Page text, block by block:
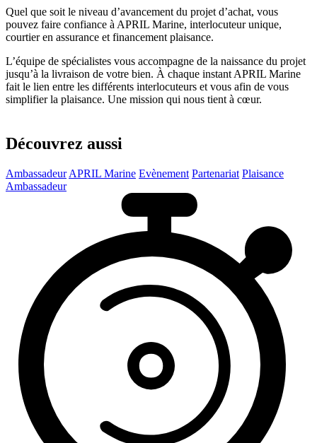
Quel que soit le niveau d’avancement du projet d’achat, vous
pouvez faire confiance à APRIL Marine, interlocuteur unique,
courtier en assurance et financement plaisance.
L’équipe de spécialistes vous accompagne de la naissance du projet
jusqu’à la livraison de votre bien. À chaque instant APRIL Marine
fait le lien entre les différents interlocuteurs et vous afin de vous
simplifier la plaisance. Une mission qui nous tient à cœur.
Découvrez aussi
Ambassadeur APRIL Marine Evènement Partenariat Plaisance
Ambassadeur